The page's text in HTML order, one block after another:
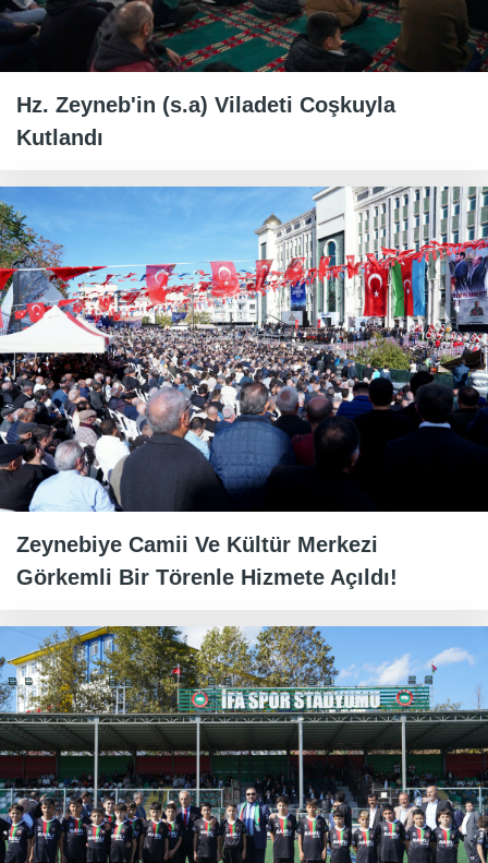
Hz. Zeyneb'in (s.a) Viladeti Coşkuyla
Kutlandı
Zeynebiye Camii Ve Kültür Merkezi
Görkemli Bir Törenle Hizmete Açıldı!